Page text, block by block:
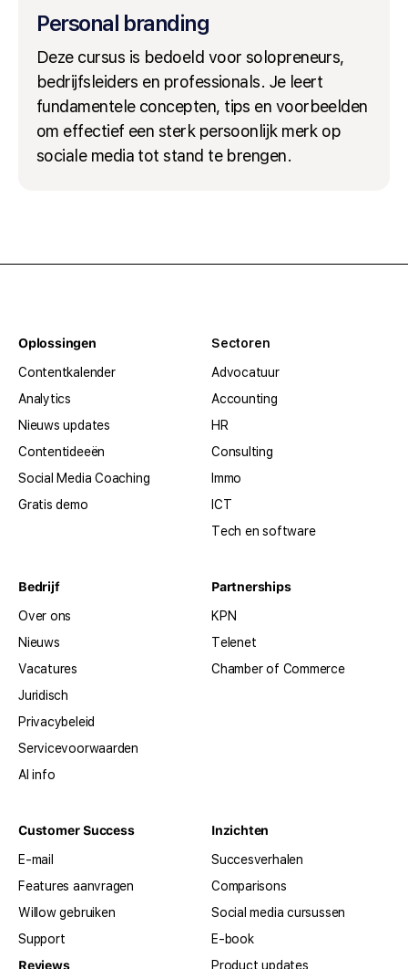
Personal branding
Deze cursus is bedoeld voor solopreneurs,
bedrijfsleiders en professionals. Je leert
fundamentele concepten, tips en voorbeelden
om effectief een sterk persoonlijk merk op
sociale media tot stand te brengen.
Oplossingen
Contentkalender
Analytics
Nieuws updates
Contentideeën
Social Media Coaching
Gratis demo
Sectoren
Advocatuur
Accounting
HR
Consulting
Immo
ICT
Tech en software
Bedrijf
Over ons
Nieuws
Vacatures
Juridisch
Privacybeleid
Servicevoorwaarden
AI info
Partnerships
KPN
Telenet
Chamber of Commerce
Customer Success
E-mail
Features aanvragen
Willow gebruiken
Support
Reviews
Inzichten
Succesverhalen
Comparisons
Social media cursussen
E-book
Product updates